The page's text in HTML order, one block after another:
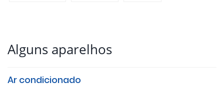
Alguns aparelhos
Ar condicionado